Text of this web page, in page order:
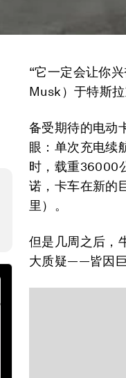
“它一定会让你
Musk）于特斯
备受期待的电动
眼：单次充电续
时，载重36000
诺，卡车在新的
里）。
但是几周之后，
大质疑——皆因巨